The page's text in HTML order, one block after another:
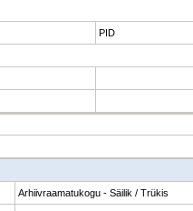
PID
Arhiivraamatukogu - Säilik / Trükis